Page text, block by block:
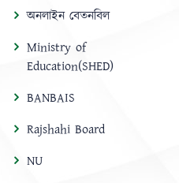
অনলাইন বেতনবিল
Ministry of
Education(SHED)
BANBAIS
Rajshahi Board
NU